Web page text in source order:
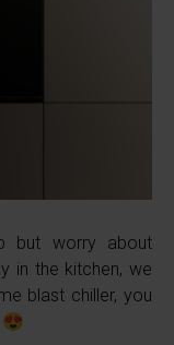
but worry about
in the kitchen, we
blast chiller, you
😍